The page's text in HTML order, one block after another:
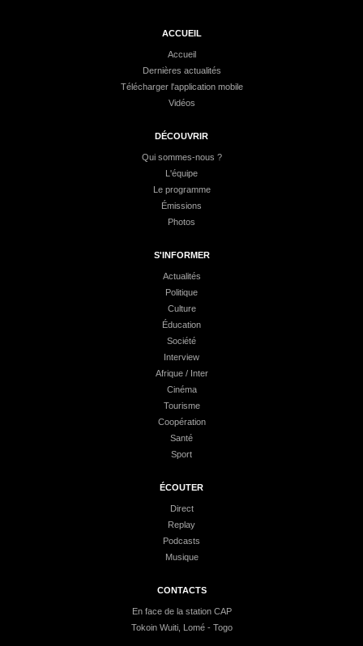
ACCUEIL
Accueil
Dernières actualités
Télécharger l'application mobile
Vidéos
DÉCOUVRIR
Qui sommes-nous ?
L'équipe
Le programme
Émissions
Photos
S'INFORMER
Actualités
Politique
Culture
Éducation
Société
Interview
Afrique / Inter
Cinéma
Tourisme
Coopération
Santé
Sport
ÉCOUTER
Direct
Replay
Podcasts
Musique
CONTACTS
En face de la station CAP
Tokoin Wuiti, Lomé - Togo